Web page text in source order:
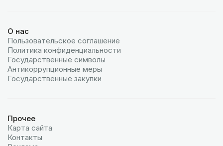
О нас
Пользовательское соглашение
Политика конфиденциальности
Государственные символы
Антикоррупционные меры
Государственные закупки
Прочее
Карта сайта
Контакты